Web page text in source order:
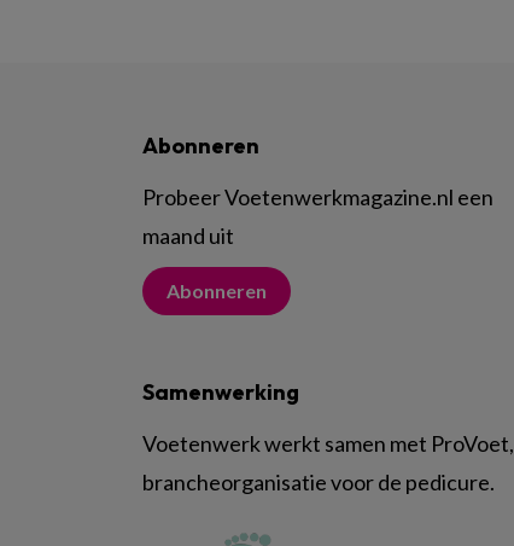
Abonneren
Probeer Voetenwerkmagazine.nl een
maand uit
Abonneren
Samenwerking
Voetenwerk werkt samen met ProVoet,
brancheorganisatie voor de pedicure.